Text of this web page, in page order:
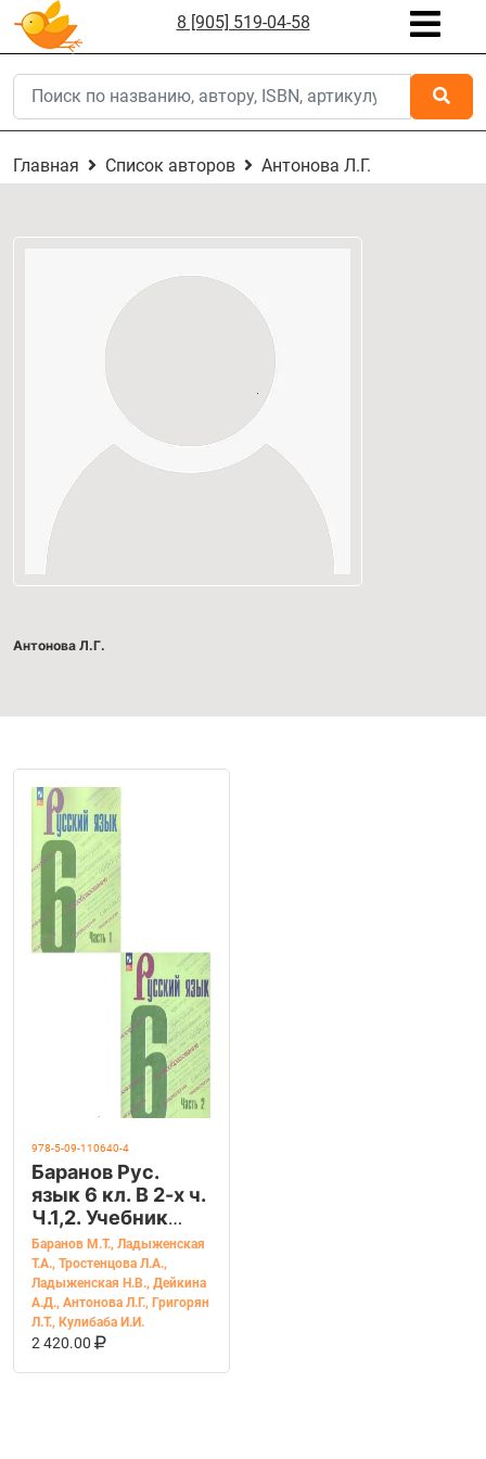
8 [905] 519-04-58
Главная Список авторов Антонова Л.Г.
Антонова Л.Г.
978-5-09-110640-4
Баранов Рус.
язык 6 кл. В 2-х ч.
Ч.1,2. Учебник
(Просв.)
Баранов М.Т., Ладыженская
Т.А., Тростенцова Л.А.,
Ладыженская Н.В., Дейкина
А.Д., Антонова Л.Г., Григорян
Л.Т., Кулибаба И.И.
2 420.00
В КОРЗИНУ